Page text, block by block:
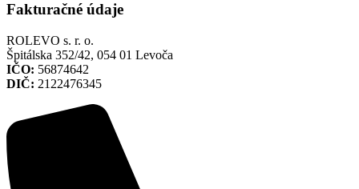
Fakturačné údaje
ROLEVO s. r. o.
Špitálska 352/42, 054 01 Levoča
IČO: 56874642
DIČ: 2122476345